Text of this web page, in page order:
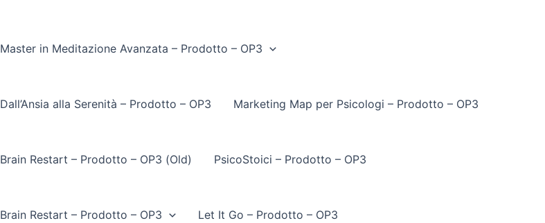
Master in Meditazione Avanzata – Prodotto – OP3
Dall’Ansia alla Serenità – Prodotto – OP3 Marketing Map per Psicologi – Prodotto – OP3
Brain Restart – Prodotto – OP3 (Old) PsicoStoici – Prodotto – OP3
Brain Restart – Prodotto – OP3 Let It Go – Prodotto – OP3